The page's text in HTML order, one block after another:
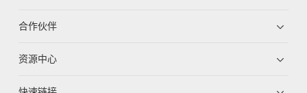
合作伙伴
资源中心